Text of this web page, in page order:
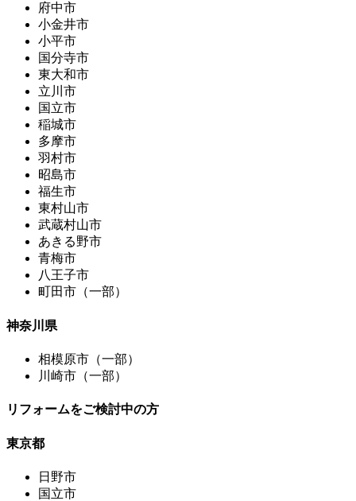
府中市
小金井市
小平市
国分寺市
東大和市
立川市
国立市
稲城市
多摩市
羽村市
昭島市
福生市
東村山市
武蔵村山市
あきる野市
青梅市
八王子市
町田市（一部）
神奈川県
相模原市（一部）
川崎市（一部）
リフォームをご検討中の方
東京都
日野市
国立市